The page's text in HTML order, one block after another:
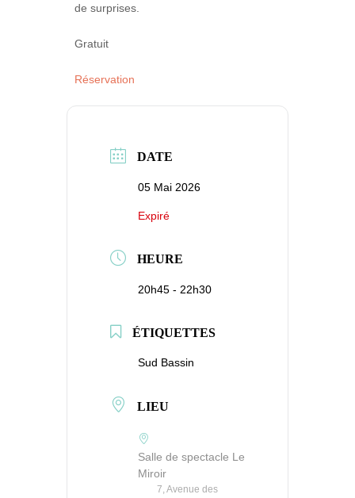
de surprises.
Gratuit
Réservation
DATE
05 Mai 2026
Expiré
HEURE
20h45 - 22h30
ÉTIQUETTES
Sud Bassin
LIEU
Salle de spectacle Le
Miroir
7, Avenue des